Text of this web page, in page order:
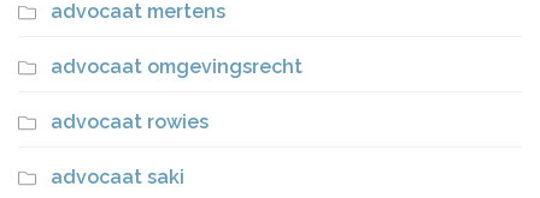
advocaat mertens
advocaat omgevingsrecht
advocaat rowies
advocaat saki